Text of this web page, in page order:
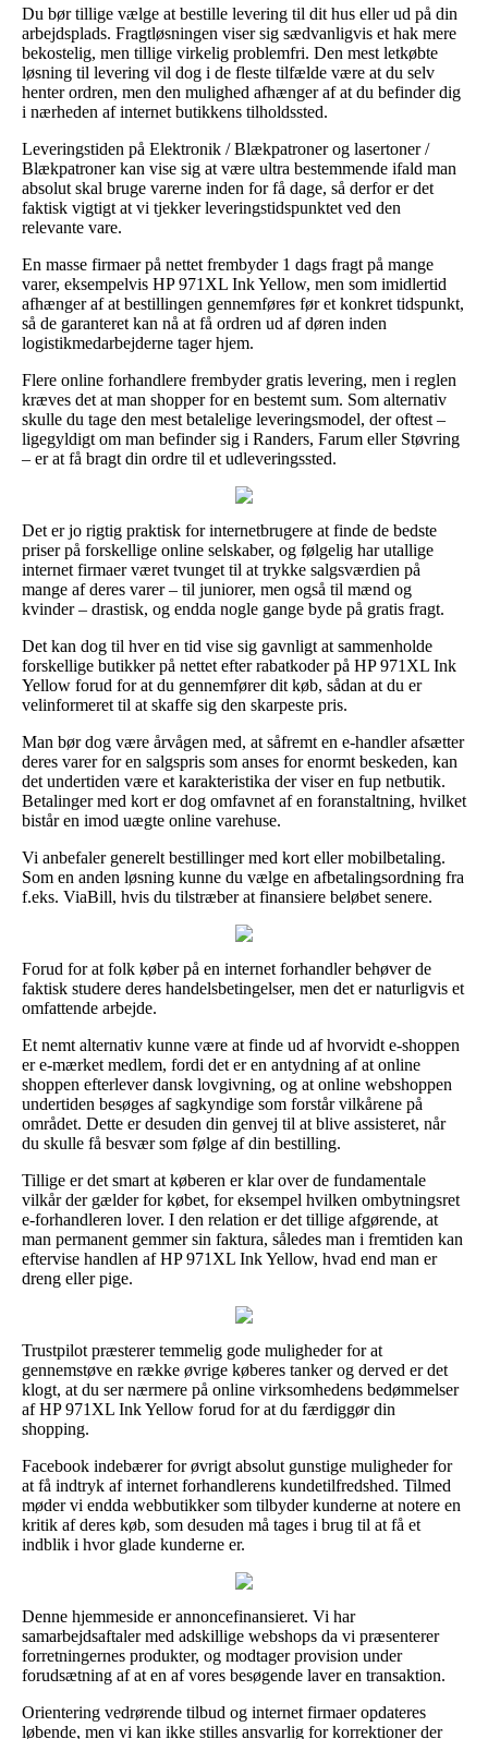
Du bør tillige vælge at bestille levering til dit hus eller ud på din
arbejdsplads. Fragtløsningen viser sig sædvanligvis et hak mere
bekostelig, men tillige virkelig problemfri. Den mest letkøbte
løsning til levering vil dog i de fleste tilfælde være at du selv
henter ordren, men den mulighed afhænger af at du befinder dig
i nærheden af internet butikkens tilholdssted.
Leveringstiden på Elektronik / Blækpatroner og lasertoner /
Blækpatroner kan vise sig at være ultra bestemmende ifald man
absolut skal bruge varerne inden for få dage, så derfor er det
faktisk vigtigt at vi tjekker leveringstidspunktet ved den
relevante vare.
En masse firmaer på nettet frembyder 1 dags fragt på mange
varer, eksempelvis HP 971XL Ink Yellow, men som imidlertid
afhænger af at bestillingen gennemføres før et konkret tidspunkt,
så de garanteret kan nå at få ordren ud af døren inden
logistikmedarbejderne tager hjem.
Flere online forhandlere frembyder gratis levering, men i reglen
kræves det at man shopper for en bestemt sum. Som alternativ
skulle du tage den mest betalelige leveringsmodel, der oftest –
ligegyldigt om man befinder sig i Randers, Farum eller Støvring
– er at få bragt din ordre til et udleveringssted.
Det er jo rigtig praktisk for internetbrugere at finde de bedste
priser på forskellige online selskaber, og følgelig har utallige
internet firmaer været tvunget til at trykke salgsværdien på
mange af deres varer – til juniorer, men også til mænd og
kvinder – drastisk, og endda nogle gange byde på gratis fragt.
Det kan dog til hver en tid vise sig gavnligt at sammenholde
forskellige butikker på nettet efter rabatkoder på HP 971XL Ink
Yellow forud for at du gennemfører dit køb, sådan at du er
velinformeret til at skaffe sig den skarpeste pris.
Man bør dog være årvågen med, at såfremt en e-handler afsætter
deres varer for en salgspris som anses for enormt beskeden, kan
det undertiden være et karakteristika der viser en fup netbutik.
Betalinger med kort er dog omfavnet af en foranstaltning, hvilket
bistår en imod uægte online varehuse.
Vi anbefaler generelt bestillinger med kort eller mobilbetaling.
Som en anden løsning kunne du vælge en afbetalingsordning fra
f.eks. ViaBill, hvis du tilstræber at finansiere beløbet senere.
Forud for at folk køber på en internet forhandler behøver de
faktisk studere deres handelsbetingelser, men det er naturligvis et
omfattende arbejde.
Et nemt alternativ kunne være at finde ud af hvorvidt e-shoppen
er e-mærket medlem, fordi det er en antydning af at online
shoppen efterlever dansk lovgivning, og at online webshoppen
undertiden besøges af sagkyndige som forstår vilkårene på
området. Dette er desuden din genvej til at blive assisteret, når
du skulle få besvær som følge af din bestilling.
Tillige er det smart at køberen er klar over de fundamentale
vilkår der gælder for købet, for eksempel hvilken ombytningsret
e-forhandleren lover. I den relation er det tillige afgørende, at
man permanent gemmer sin faktura, således man i fremtiden kan
eftervise handlen af HP 971XL Ink Yellow, hvad end man er
dreng eller pige.
Trustpilot præsterer temmelig gode muligheder for at
gennemstøve en række øvrige køberes tanker og derved er det
klogt, at du ser nærmere på online virksomhedens bedømmelser
af HP 971XL Ink Yellow forud for at du færdiggør din
shopping.
Facebook indebærer for øvrigt absolut gunstige muligheder for
at få indtryk af internet forhandlerens kundetilfredshed. Tilmed
møder vi endda webbutikker som tilbyder kunderne at notere en
kritik af deres køb, som desuden må tages i brug til at få et
indblik i hvor glade kunderne er.
Denne hjemmeside er annoncefinansieret. Vi har
samarbejdsaftaler med adskillige webshops da vi præsenterer
forretningernes produkter, og modtager provision under
forudsætning af at en af vores besøgende laver en transaktion.
Orientering vedrørende tilbud og internet firmaer opdateres
løbende, men vi kan ikke stilles ansvarlig for korrektioner der